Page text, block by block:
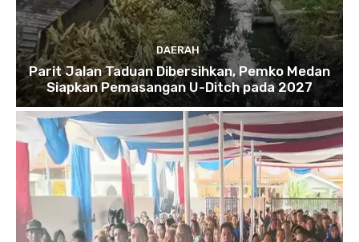
DAERAH
Parit Jalan Taduan Dibersihkan, Pemko Medan
Siapkan Pemasangan U-Ditch pada 2027